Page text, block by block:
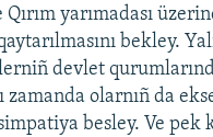
Qırım yarımadası
bekley.
devlet
zamanda olarnıñ da
besley. Ve pek